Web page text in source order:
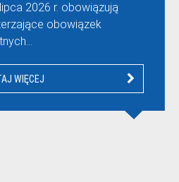
2026 r. obowiązują
obowiązek
WIĘCEJ